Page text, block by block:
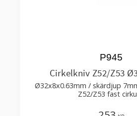
Cirkelkniv Z52/Z53
Ø32x8x0.63mm / skärdjup
Z52/Z53 fast
P945